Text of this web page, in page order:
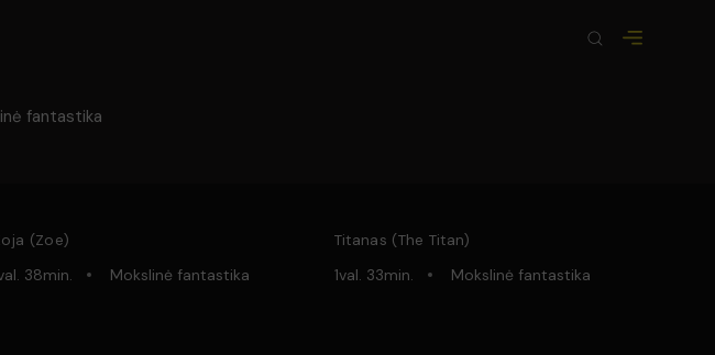
fantastika
(Zoe)
38min. Mokslinė fantastika
Titanas (The Titan)
1val. 33min. Mokslinė fantastika